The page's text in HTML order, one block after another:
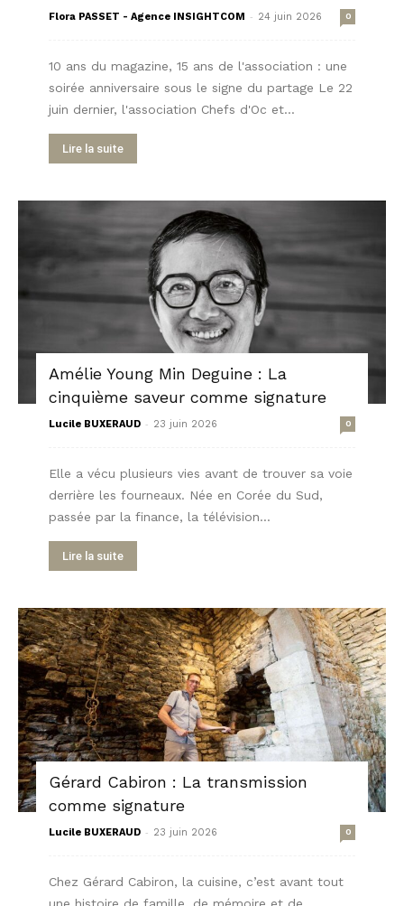
Flora PASSET - Agence INSIGHTCOM - 24 juin 2026 0
10 ans du magazine, 15 ans de l'association : une
soirée anniversaire sous le signe du partage Le 22
juin dernier, l'association Chefs d'Oc et...
Lire la suite
Amélie Young Min Deguine : La
cinquième saveur comme signature
Lucile BUXERAUD - 23 juin 2026 0
Elle a vécu plusieurs vies avant de trouver sa voie
derrière les fourneaux. Née en Corée du Sud,
passée par la finance, la télévision...
Lire la suite
Gérard Cabiron : La transmission
comme signature
Lucile BUXERAUD - 23 juin 2026 0
Chez Gérard Cabiron, la cuisine, c’est avant tout